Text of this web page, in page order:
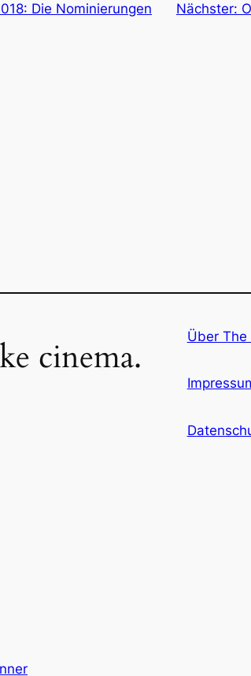
Die Nominierungen Nächster:
cinema. Über The